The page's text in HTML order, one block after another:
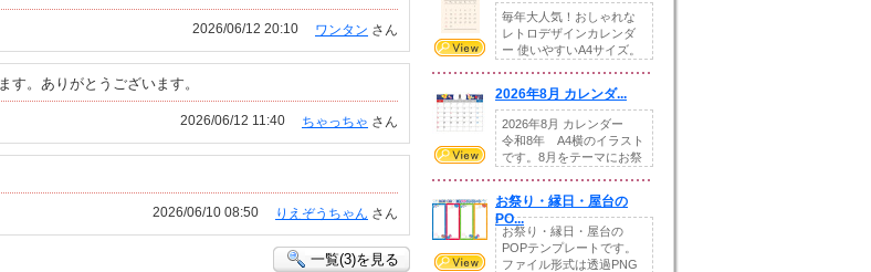
ワンタン さん
2026/06/12 20:10
す。ありがとうございます。
ちゃっちゃ さん
2026/06/12 11:40
りえぞうちゃん さん
2026/06/10 08:50
一覧(3)を見る
毎年大人気！おしゃれな
レトロデザインカレンダ
ー 使いやすいA4サイズ。
2026年8月 カレンダ...
2026年8月 カレンダー
令和8年 A4横のイラスト
です。8月をテーマにお祭
お祭り・縁日・屋台の
PO...
お祭り・縁日・屋台の
POPテンプレートです。
ファイル形式は透過PNG